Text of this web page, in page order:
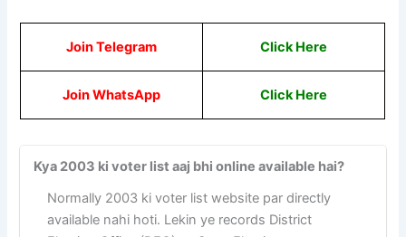
Join Telegram Click Here
Join WhatsApp ClickHere
Kya 2003 ki voter list aaj bhi online available hai?
Normally 2003 ki voter list website par directly
available nahi hoti. Lekin ye records District